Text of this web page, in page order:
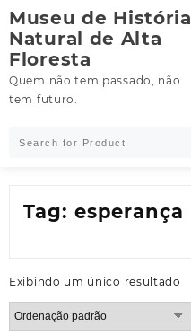
Skip
to
content
Museu de História
Natural de Alta
Floresta
Quem não tem passado, não
tem futuro.
Tag: esperança
Exibindo um único resultado